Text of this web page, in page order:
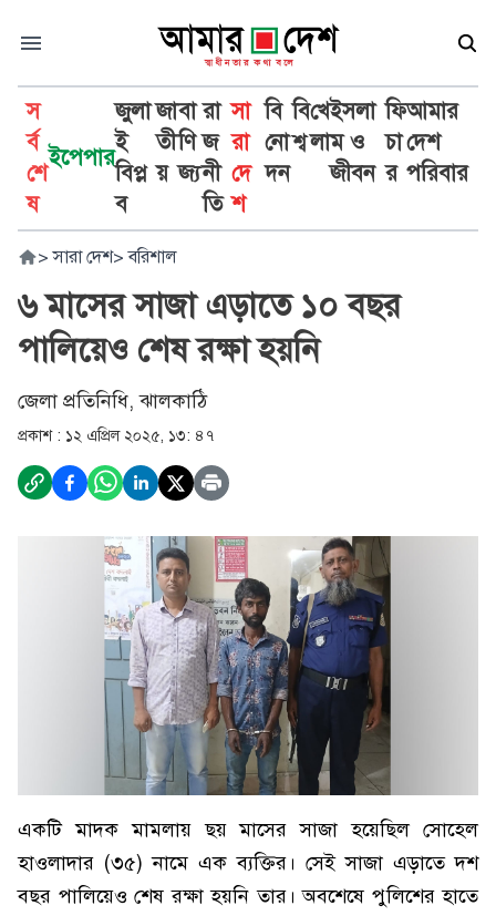
স
র্ব
শে
ষ
ইপেপার
জুলা
ই
বিপ্ল
ব
জা
তী
য়
বা
ণি
জ্য
রা
জ
নী
তি
সা
রা
দে
শ
বি
নো
দন
বি
শ্ব
খে
লা
ইসলা
ম ও
জীবন
ফি
চা
র
আমার
দেশ
পরিবার
> সারা দেশ> বরিশাল
৬ মাসের সাজা এড়াতে ১০ বছর
পালিয়েও শেষ রক্ষা হয়নি
জেলা প্রতিনিধি, ঝালকাঠি
প্রকাশ : ১২ এপ্রিল ২০২৫, ১৩: ৪৭
একটি মাদক মামলায় ছয় মাসের সাজা হয়েছিল সোহেল
হাওলাদার (৩৫) নামে এক ব্যক্তির। সেই সাজা এড়াতে দশ
বছর পালিয়েও শেষ রক্ষা হয়নি তার। অবশেষে পুলিশের হাতে